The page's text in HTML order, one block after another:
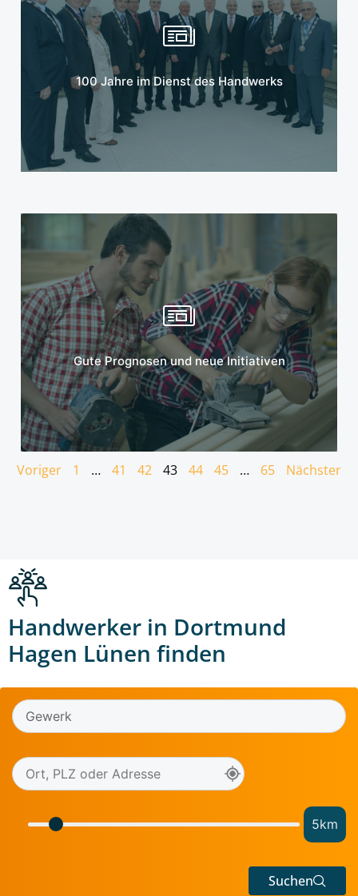
100 Jahre im Dienst des Handwerks
Mehr erfahren
Gute Prognosen und neue Initiativen
Mehr erfahren
Voriger 1 … 41 42 43 44 45 … 65 Nächster
Handwerker in Dortmund
Hagen Lünen finden
5km
Suchen